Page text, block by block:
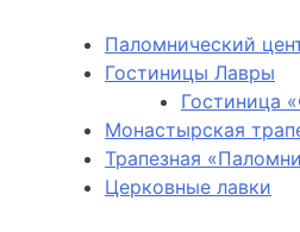
Паломнический
Гостиницы Лавры
Гостиница
Монастырская
Трапезная
Церковные лавки